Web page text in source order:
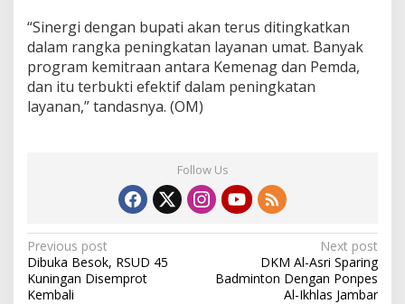
“Sinergi dengan bupati akan terus ditingkatkan
dalam rangka peningkatan layanan umat. Banyak
program kemitraan antara Kemenag dan Pemda,
dan itu terbukti efektif dalam peningkatan
layanan,” tandasnya. (OM)
Follow Us
Post
navigation
Previous post
Dibuka Besok, RSUD 45
Kuningan Disemprot
Kembali
Next post
DKM Al-Asri Sparing
Badminton Dengan Ponpes
Al-Ikhlas Jambar